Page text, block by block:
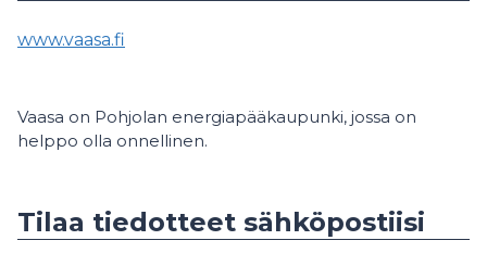
www.vaasa.fi
Vaasa on Pohjolan energiapääkaupunki, jossa on
helppo olla onnellinen.
Tilaa tiedotteet sähköpostiisi